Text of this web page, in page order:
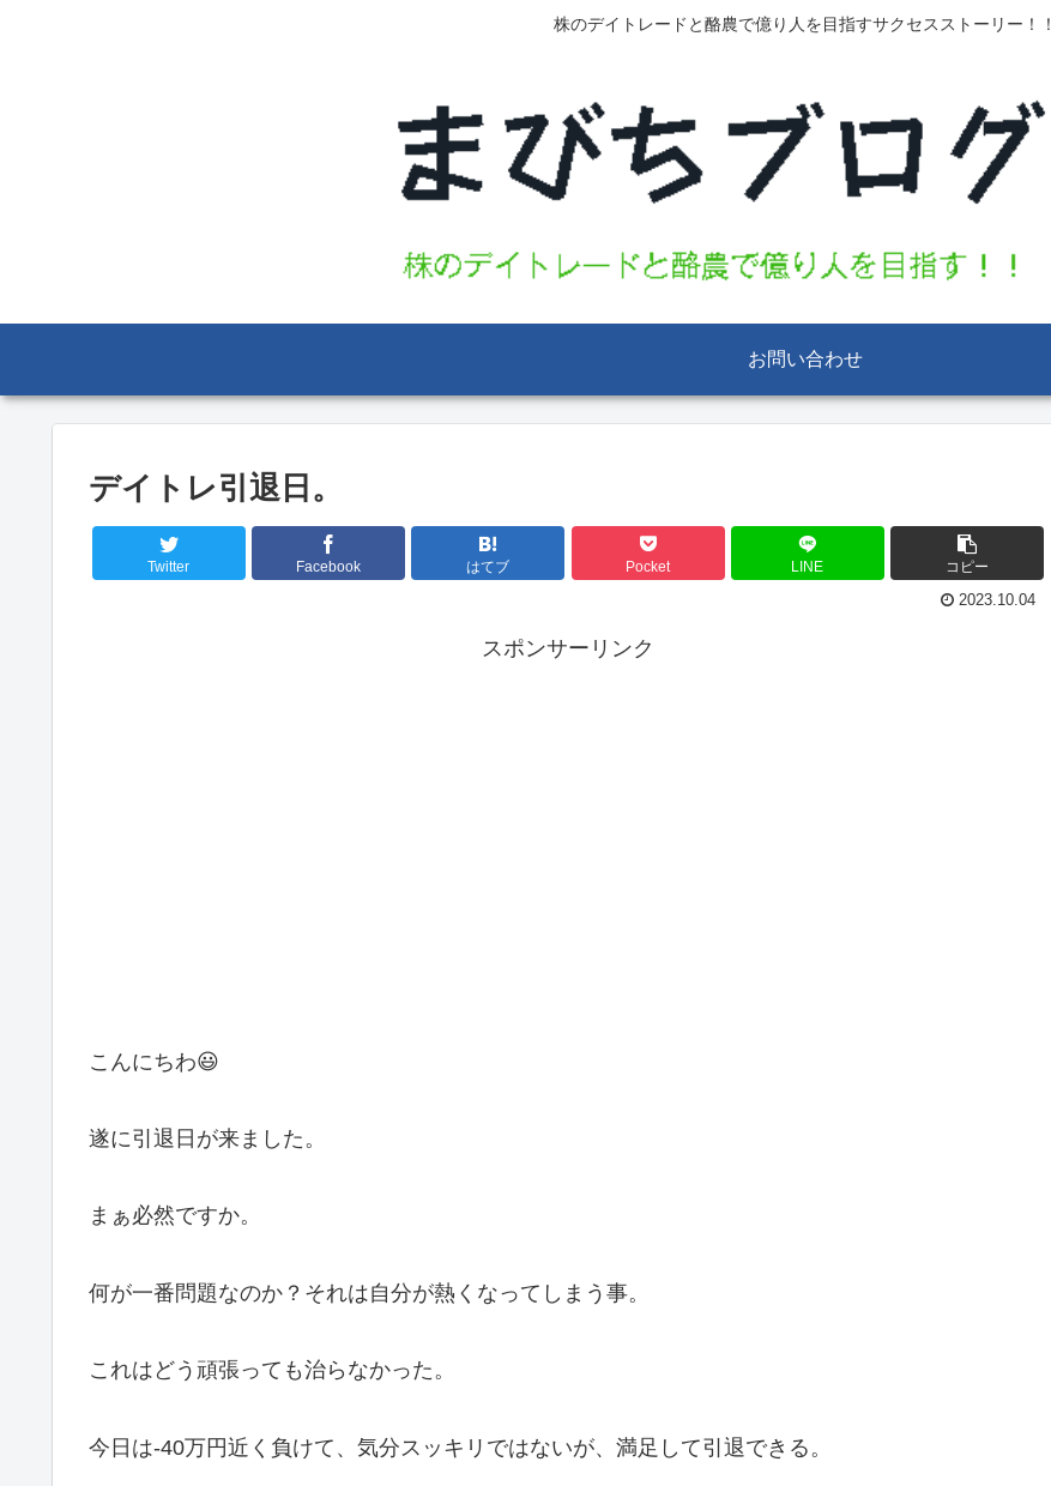
株のデイトレードと酪農で億り人を目指すサクセスストーリー！！
お問い合わせ
デイトレ引退日。
Twitter Facebook はてブ Pocket LINE コピー
2023.10.04
スポンサーリンク
こんにちわ😃
遂に引退日が来ました。
まぁ必然ですか。
何が一番問題なのか？それは自分が熱くなってしまう事。
これはどう頑張っても治らなかった。
今日は-40万円近く負けて、気分スッキリではないが、満足して引退できる。